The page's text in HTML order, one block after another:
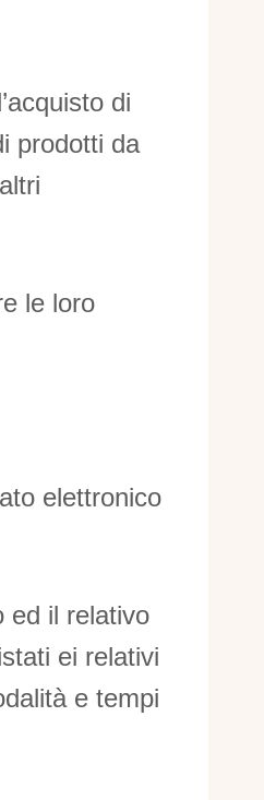
di
prodotti da
le loro
elettronico
ed il relativo
ei relativi
e tempi